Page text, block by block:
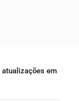
atualizações em